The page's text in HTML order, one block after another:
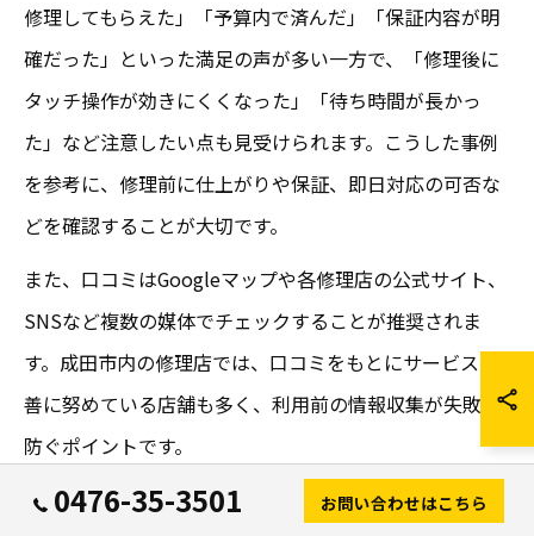
修理してもらえた」「予算内で済んだ」「保証内容が明
確だった」といった満足の声が多い一方で、「修理後に
タッチ操作が効きにくくなった」「待ち時間が長かっ
た」など注意したい点も見受けられます。こうした事例
を参考に、修理前に仕上がりや保証、即日対応の可否な
どを確認することが大切です。
また、口コミはGoogleマップや各修理店の公式サイト、
SNSなど複数の媒体でチェックすることが推奨されま
す。成田市内の修理店では、口コミをもとにサービス改
善に努めている店舗も多く、利用前の情報収集が失敗を
防ぐポイントです。
iPhone画面修理/成田を参考に選択す
0476-35-3501 お問い合わせはこちら